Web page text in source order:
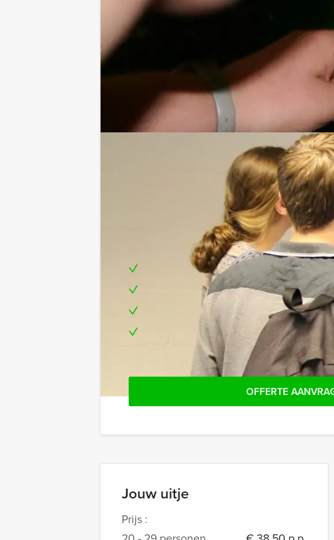
Jouw uitje
Prijs :
Maak jij gebruik van de jokers om geen
Wie weet maken ze het verschil tussen
Ideaal voor een origineel bedrijfsuitje
en onderlinge verbinding. Onze
zorgen voor een vlekkeloze ervaring.
Niets is wat het lijkt is geschikt voor
Stap binnen in een wereld waarin niets
Enthousiaste begeleiding
Teambuilding, leuk als bedrijfsuitje
Prijs voor het beste team
Te boeken op uw gewenste dag en
OFFERTE